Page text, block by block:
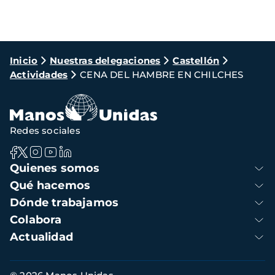
Ruta
de
navegación
Inicio Nuestras delegaciones
Castellón
Actividades
CENA DEL HAMBRE EN CHILCHES
Navegación
principal
Quienes somos
Qué hacemos
Dónde trabajamos
Colabora
Actualidad
Redes sociales